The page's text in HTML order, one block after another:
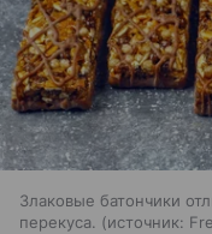
Злаковые батончики
перекуса.
источник: